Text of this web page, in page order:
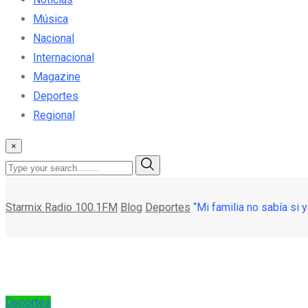
Música
Nacional
Internacional
Magazine
Deportes
Regional
×
Starmix Radio 100.1FM Blog Deportes “Mi familia no sabía si
Deportes